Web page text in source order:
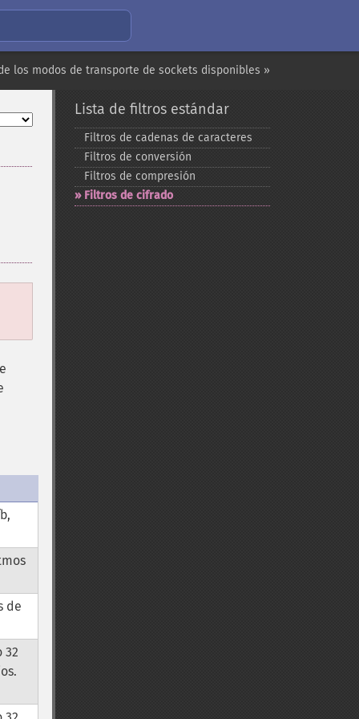
los modos de transporte de sockets disponibles »
de
32
Lista de filtros estándar
Filtros de cadenas de caracteres
Filtros de conversión
Filtros de compresión
Filtros de cifrado